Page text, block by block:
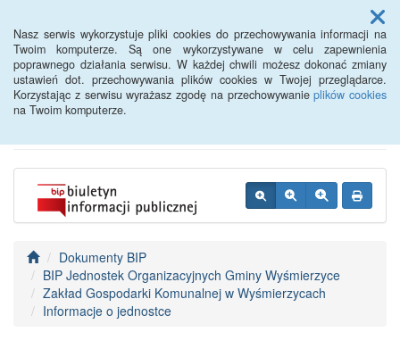
Nasz serwis wykorzystuje pliki cookies do przechowywania informacji na
Twoim komputerze. Są one wykorzystywane w celu zapewnienia
poprawnego działania serwisu. W każdej chwili możesz dokonać zmiany
ustawień dot. przechowywania plików cookies w Twojej przeglądarce.
Korzystając z serwisu wyrażasz zgodę na przechowywanieplików cookies
na Twoim komputerze.
Menu
BIP - Urząd Miejski
Wyśmierzyce
Dokumenty BIP
BIP Jednostek Organizacyjnych Gminy Wyśmierzyce
Zakład Gospodarki Komunalnej w Wyśmierzycach
Informacje o jednostce